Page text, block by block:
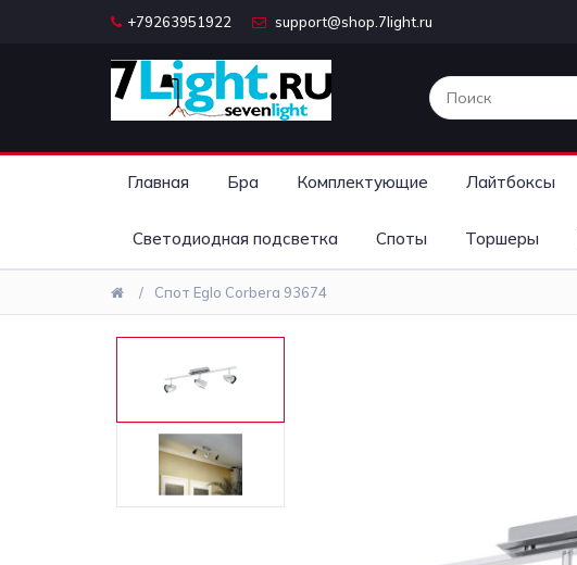
+79263951922 support@shop.7light.ru
Главная Бра Комплектующие Лайтбоксы
Светодиодная подсветка Споты Торшеры
Спот Eglo Corbera 93674